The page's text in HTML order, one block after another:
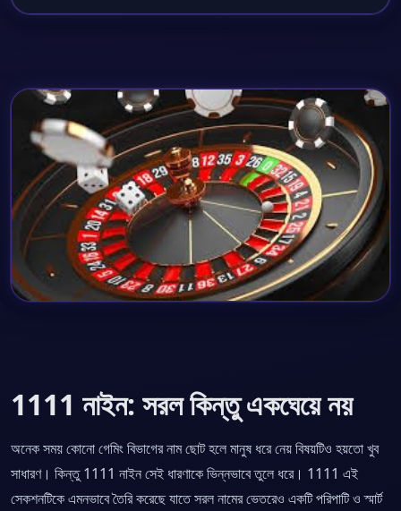
1111 নাইন: সরল কিন্তু একঘেয়ে নয়
অনেক সময় কোনো গেমিং বিভাগের নাম ছোট হলে মানুষ ধরে নেয় বিষয়টিও হয়তো খুব
সাধারণ। কিন্তু 1111 নাইন সেই ধারণাকে ভিন্নভাবে তুলে ধরে। 1111 এই
সেকশনটিকে এমনভাবে তৈরি করেছে যাতে সরল নামের ভেতরেও একটি পরিপাটি ও স্মার্ট